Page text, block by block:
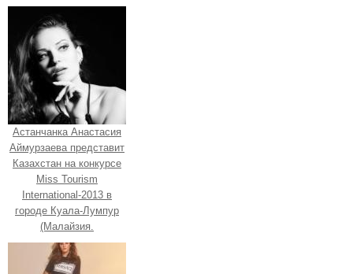
Астанчанка Анастасия
Аймурзаева представит
Казахстан на конкурсе
Miss Tourism
International-2013 в
городе Куала-Лумпур
(Малайзия.